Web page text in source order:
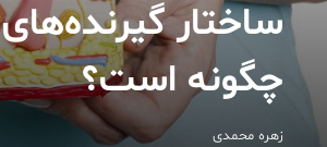
زهره محمدی
ساختار
چگونه است؟